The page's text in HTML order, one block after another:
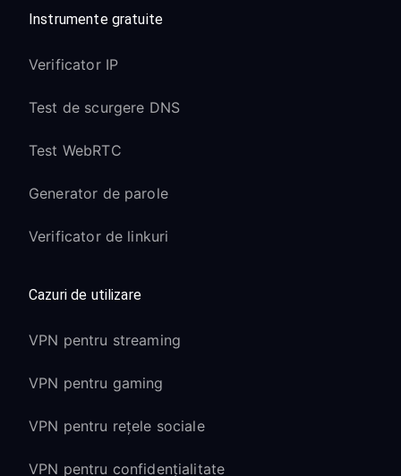
Instrumente gratuite
Verificator IP
Test de scurgere DNS
Test WebRTC
Generator de parole
Verificator de linkuri
Cazuri de utilizare
VPN pentru streaming
VPN pentru gaming
VPN pentru rețele sociale
VPN pentru confidențialitate